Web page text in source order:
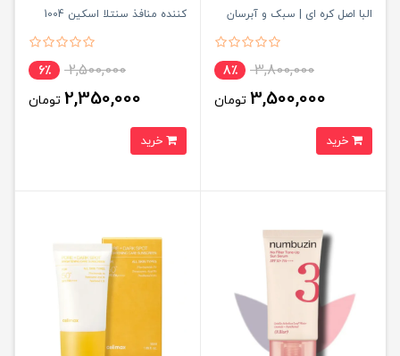
البا اصل کره ای | سبک و آبرسان
SPF50+ d'Alba UV Essence
3,800,000 8٪
3,500,000 تومان
کننده منافذ سنتلا اسکین 1004
2,500,000 6٪
2,350,000 تومان